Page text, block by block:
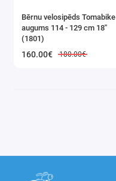
Bērnu velosipēds Tomabike
augums 114 - 129 cm 18''
(1801)
160.00€ 180.00€